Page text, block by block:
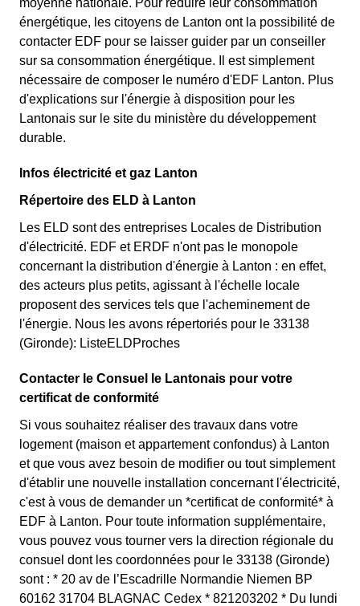
moyenne nationale. Pour réduire leur consommation
énergétique, les citoyens de Lanton ont la possibilité de
contacter EDF pour se laisser guider par un conseiller
sur sa consommation énergétique. Il est simplement
nécessaire de composer le numéro d'EDF Lanton. Plus
d'explications sur l'énergie à disposition pour les
Lantonais sur le site du ministère du développement
durable.
Infos électricité et gaz Lanton
Répertoire des ELD à Lanton
Les ELD sont des entreprises Locales de Distribution
d'électricité. EDF et ERDF n'ont pas le monopole
concernant la distribution d'énergie à Lanton : en effet,
des acteurs plus petits, agissant à l'échelle locale
proposent des services tels que l'acheminement de
l'énergie. Nous les avons répertoriés pour le 33138
(Gironde): ListeELDProches
Contacter le Consuel le Lantonais pour votre
certificat de conformité
Si vous souhaitez réaliser des travaux dans votre
logement (maison et appartement confondus) à Lanton
et que vous avez besoin de modifier ou tout simplement
d'établir une nouvelle installation concernant l'électricité,
c'est à vous de demander un *certificat de conformité* à
EDF à Lanton. Pour toute information supplémentaire,
vous pouvez vous tourner vers la direction régionale du
consuel dont les coordonnées pour le 33138 (Gironde)
sont : * 20 av de l’Escadrille Normandie Niemen BP
60162 31704 BLAGNAC Cedex * 821203202 * Du lundi